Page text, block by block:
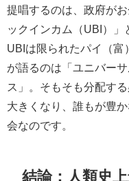
提唱するのは、政府が
ックインカム（UBI）」
UBIは限られたパイ（富
が語るのは「ユニバー
ス」。そもそも分配す
大きくなり、誰もが豊
会なのです。
結論：人類史